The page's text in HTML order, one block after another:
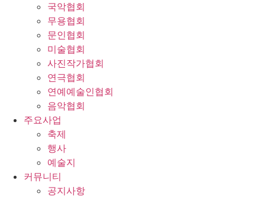
국악협회
무용협회
문인협회
미술협회
사진작가협회
연극협회
연예예술인협회
음악협회
주요사업
축제
행사
예술지
커뮤니티
공지사항